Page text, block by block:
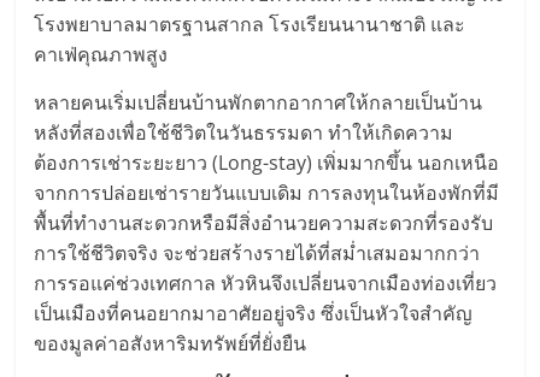
ลงทุน
น้อย
คืน
ทุน
ไว,
โรงพยาบาลมาตรฐานสากล โรงเรียนนานาชาติ และ
คาเฟ่คุณภาพสูง
หลายคนเริ่มเปลี่ยนบ้านพักตากอากาศให้กลายเป็นบ้าน
หลังที่สองเพื่อใช้ชีวิตในวันธรรมดา ทำให้เกิดความ
ต้องการเช่าระยะยาว (Long-stay) เพิ่มมากขึ้น นอกเหนือ
จากการปล่อยเช่ารายวันแบบเดิม การลงทุนในห้องพักที่มี
พื้นที่ทำงานสะดวกหรือมีสิ่งอำนวยความสะดวกที่รองรับ
การใช้ชีวิตจริง จะช่วยสร้างรายได้ที่สม่ำเสมอมากกว่า
การรอแค่ช่วงเทศกาล หัวหินจึงเปลี่ยนจากเมืองท่องเที่ยว
เป็นเมืองที่คนอยากมาอาศัยอยู่จริง ซึ่งเป็นหัวใจสำคัญ
ของมูลค่าอสังหาริมทรัพย์ที่ยั่งยืน